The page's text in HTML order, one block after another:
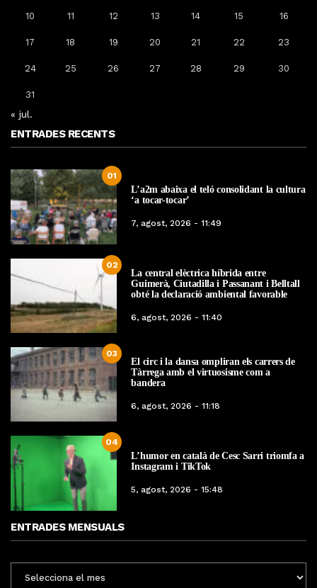
10 11 12 13 14 15 16
17 18 19 20 21 22 23
24 25 26 27 28 29 30
31
« jul.
ENTRADES RECENTS
01
L’a2m abaixa el teló consolidant la cultura
‘a tocar-tocar’
7, agost, 2026 - 11:49
02
La central elèctrica híbrida entre
Guimerà, Ciutadilla i Passanant i Belltall
obté la declaració ambiental favorable
6, agost, 2026 - 11:40
03
El circ i la dansa ompliran els carrers de
Tàrrega amb el virtuosisme com a
bandera
6, agost, 2026 - 11:18
04
L’humor en català de Cesc Sarri triomfa a
Instagram i TikTok
5, agost, 2026 - 15:48
ENTRADES MENSUALS
MENSUALS